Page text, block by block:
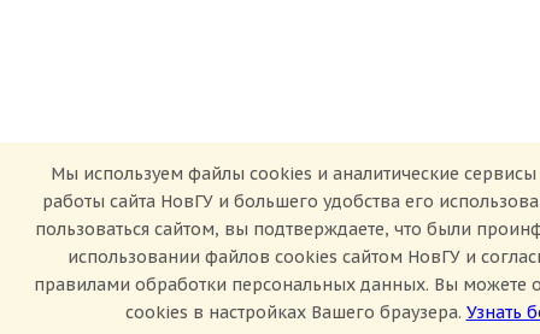
Мы используем файлы cookies и аналитические сервисы
работы сайта НовГУ и большего удобства его
пользоваться сайтом, вы подтверждаете, что были
использовании файлов cookies сайтом НовГУ и
правилами обработки персональных данных. Вы можете
cookies в настройках Вашего браузера. Узнать